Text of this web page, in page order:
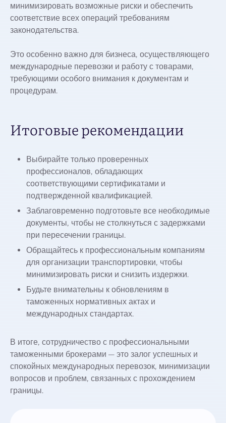
минимизировать возможные риски и обеспечить
соответствие всех операций требованиям
законодательства.
Это особенно важно для бизнеса, осуществляющего
международные перевозки и работу с товарами,
требующими особого внимания к документам и
процедурам.
Итоговые рекомендации
Выбирайте только проверенных
профессионалов, обладающих
соответствующими сертификатами и
подтвержденной квалификацией.
Заблаговременно подготовьте все необходимые
документы, чтобы не столкнуться с задержками
при пересечении границы.
Обращайтесь к профессиональным компаниям
для организации транспортировки, чтобы
минимизировать риски и снизить издержки.
Будьте внимательны к обновлениям в
таможенных нормативных актах и
международных стандартах.
В итоге, сотрудничество с профессиональными
таможенными брокерами — это залог успешных и
спокойных международных перевозок, минимизации
вопросов и проблем, связанных с прохождением
границы.